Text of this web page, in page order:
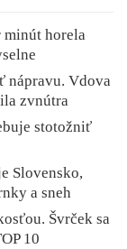
minút horela
nápravu. Vdova
zvnútra
stotožniť
Slovensko,
a sneh
Švrček sa
10